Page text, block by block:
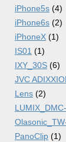
iPhone5s (4)
iPhone6s (2)
iPhoneX (1)
IS01 (1)
IXY_30S (6)
JVC
Lens (2)
PanoClip (1)